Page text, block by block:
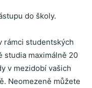
do školy.
rámci studentských
studia maximálně 20
v mezidobí vašich
Neomezeně můžete